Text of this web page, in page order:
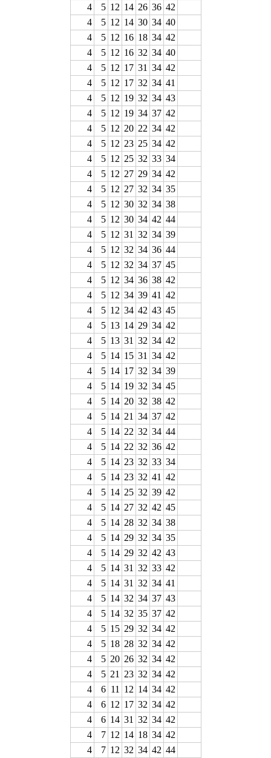
4
5 12 14 26 36 42
4
5 12 14 30 34 40
4
5 12 16 18 34 42
4
5 12 16 32 34 40
4
5 12 17 31 34 42
4
5 12 17 32 34 41
4
5 12 19 32 34 43
4
5 12 19 34 37 42
4
5 12 20 22 34 42
4
5 12 23 25 34 42
4
5 12 25 32 33 34
4
5 12 27 29 34 42
4
5 12 27 32 34 35
4
5 12 30 32 34 38
4
5 12 30 34 42 44
4
5 12 31 32 34 39
4
5 12 32 34 36 44
4
5 12 32 34 37 45
4
5 12 34 36 38 42
4
5 12 34 39 41 42
4
5 12 34 42 43 45
4
5 13 14 29 34 42
4
5 13 31 32 34 42
4
5 14 15 31 34 42
4
5 14 17 32 34 39
4
5 14 19 32 34 45
4
5 14 20 32 38 42
4
5 14 21 34 37 42
4
5 14 22 32 34 44
4
5 14 22 32 36 42
4
5 14 23 32 33 34
4
5 14 23 32 41 42
4
5 14 25 32 39 42
4
5 14 27 32 42 45
4
5 14 28 32 34 38
4
5 14 29 32 34 35
4
5 14 29 32 42 43
4
5 14 31 32 33 42
4
5 14 31 32 34 41
4
5 14 32 34 37 43
4
5 14 32 35 37 42
4
5 15 29 32 34 42
4
5 18 28 32 34 42
4
5 20 26 32 34 42
4
5 21 23 32 34 42
4
6 11 12 14 34 42
4
6 12 17 32 34 42
4
6 14 31 32 34 42
4
7 12 14 18 34 42
4
7 12 32 34 42 44